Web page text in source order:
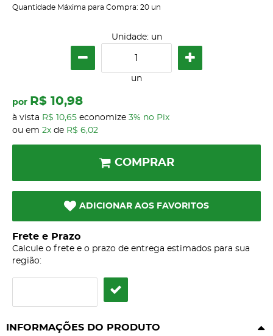
Quantidade Máxima para Compra: 20 un
Unidade: un
un
por R$ 10,98
à vista R$ 10,65 economize 3% no Pix
ou em 2x de R$ 6,02
COMPRAR
ADICIONAR AOS FAVORITOS
Frete e Prazo
Calcule o frete e o prazo de entrega estimados para sua
região:
INFORMAÇÕES DO PRODUTO